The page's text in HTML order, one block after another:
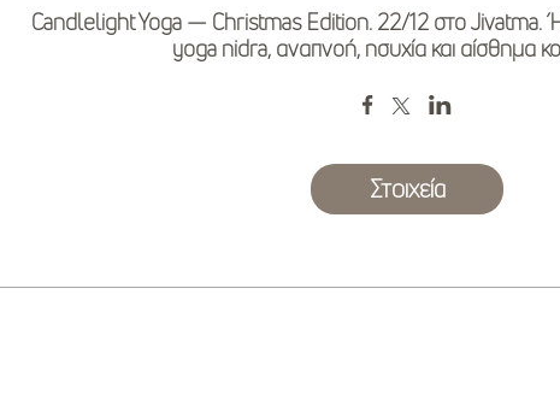
Candlelight Yoga — Christmas Edition. 22/12 στο Jivatma.
yoga nidra, αναπνοή, ησυχία και αίσθημα
Στοιχεία